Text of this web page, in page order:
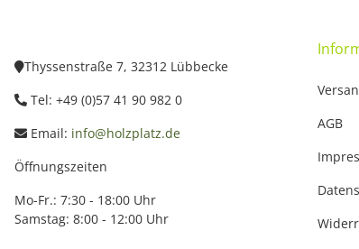
Thyssenstraße 7, 32312 Lübbecke
Tel: +49 (0)57 41 90 982 0
Email: info@holzplatz.de
Öffnungszeiten
Mo-Fr.: 7:30 - 18:00 Uhr
Samstag: 8:00 - 12:00 Uhr
AGB